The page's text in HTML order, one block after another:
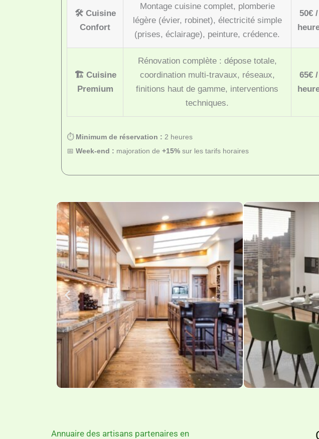
🛠️ Cuisine
Confort
Montage cuisine complet, plomberie
légère (évier, robinet), électricité simple
(prises, éclairage), peinture, crédence.
50€ /
🏗️ Cuisine
Premium
Rénovation complète : dépose totale,
coordination multi-travaux, réseaux,
finitions haut de gamme, interventions
techniques.
65€ /
⏱️ Minimum de réservation : 2 heures
📅 Week-end : majoration de +15% sur les tarifs horaires
Annuaire des artisans partenaires en